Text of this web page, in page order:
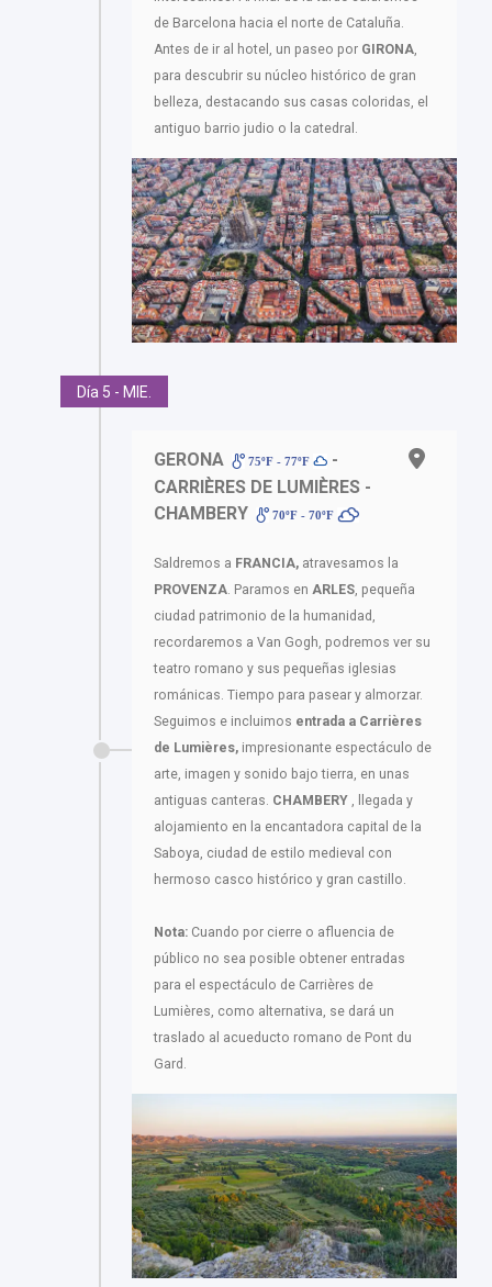
de Barcelona hacia el norte de Cataluña.
Antes de ir al hotel, un paseo por GIRONA
para descubrir su núcleo histórico de gran
belleza, destacando sus casas coloridas, el
antiguo barrio judio o la catedral.
Día 5 - MIE.
GERONA 75ºF - 77ºF
-
CARRIÈRES DE LUMIÈRES -
CHAMBERY
70ºF - 70ºF
Saldremos a FRANCIA, atravesamos la
PROVENZA . Paramos en ARLES , pequeña
ciudad patrimonio de la humanidad,
recordaremos a Van Gogh, podremos ver su
teatro romano y sus pequeñas iglesias
románicas. Tiempo para pasear y almorzar.
Seguimos e incluimos entrada a Carrières
de Lumières, impresionante espectáculo de
arte, imagen y sonido bajo tierra, en unas
antiguas canteras. CHAMBERY , llegada y
alojamiento en la encantadora capital de la
Saboya, ciudad de estilo medieval con
hermoso casco histórico y gran castillo.
Nota: Cuando por cierre o afluencia de
público no sea posible obtener entradas
para el espectáculo de Carrières de
Lumières, como alternativa, se dará un
traslado al acueducto romano de Pont du
Gard.